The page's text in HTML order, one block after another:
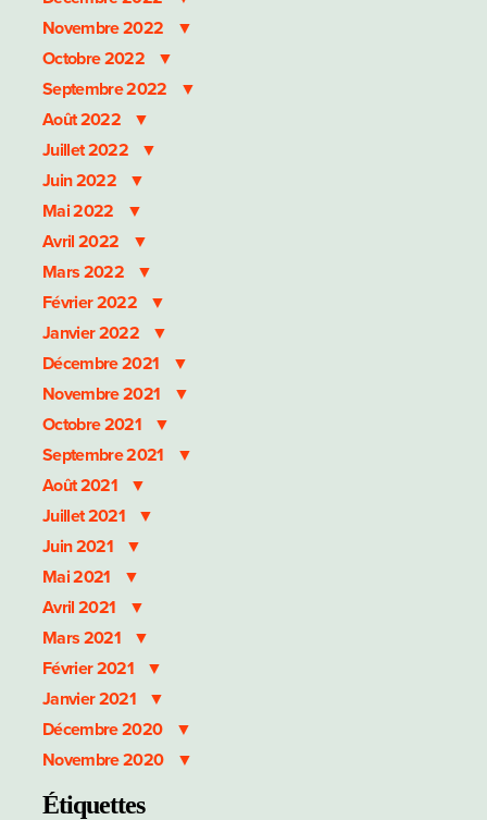
Novembre 2022
Octobre 2022
Septembre 2022
Août 2022
Juillet 2022
Juin 2022
Mai 2022
Avril 2022
Mars 2022
Février 2022
Janvier 2022
Décembre 2021
Novembre 2021
Octobre 2021
Septembre 2021
Août 2021
Juillet 2021
Juin 2021
Mai 2021
Avril 2021
Mars 2021
Février 2021
Janvier 2021
Décembre 2020
Novembre 2020
Étiquettes